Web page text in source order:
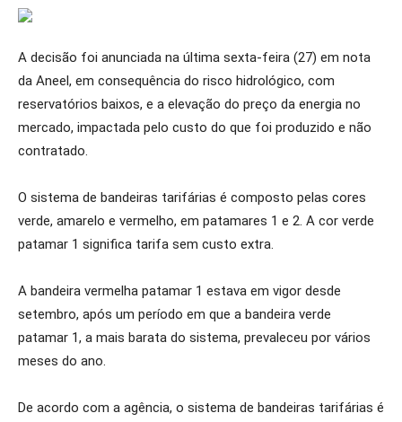
A decisão foi anunciada na última sexta-feira (27) em nota
da Aneel, em consequência do risco hidrológico, com
reservatórios baixos, e a elevação do preço da energia no
mercado, impactada pelo custo do que foi produzido e não
contratado.
O sistema de bandeiras tarifárias é composto pelas cores
verde, amarelo e vermelho, em patamares 1 e 2. A cor verde
patamar 1 significa tarifa sem custo extra.
A bandeira vermelha patamar 1 estava em vigor desde
setembro, após um período em que a bandeira verde
patamar 1, a mais barata do sistema, prevaleceu por vários
meses do ano.
De acordo com a agência, o sistema de bandeiras tarifárias é